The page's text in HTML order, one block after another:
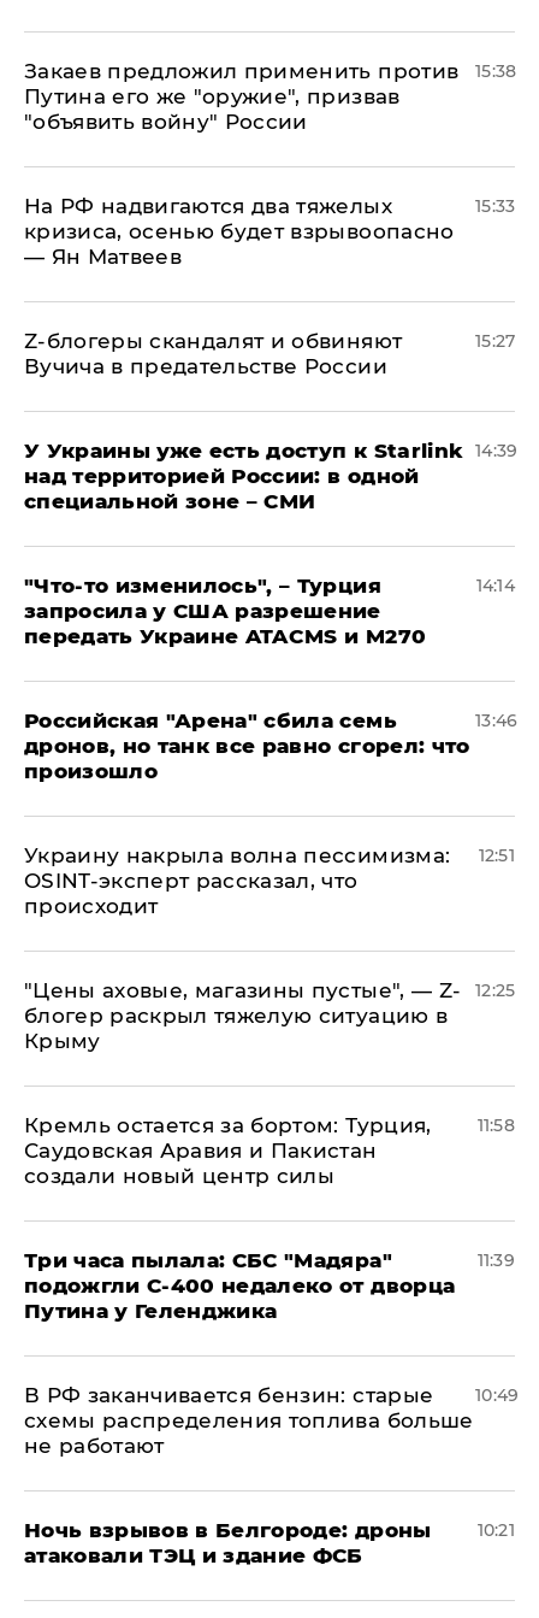
Закаев предложил применить против
Путина его же "оружие", призвав
"объявить войну" России
15:38
На РФ надвигаются два тяжелых
кризиса, осенью будет взрывоопасно
— Ян Матвеев
15:33
Z-блогеры скандалят и обвиняют
Вучича в предательстве России
15:27
У Украины уже есть доступ к Starlink
над территорией России: в одной
специальной зоне – СМИ
14:39
​"Что-то изменилось", – Турция
запросила у США разрешение
передать Украине ATACMS и M270
14:14
​Российская "Арена" сбила семь
дронов, но танк все равно сгорел: что
произошло
13:46
​Украину накрыла волна пессимизма:
OSINT-эксперт рассказал, что
происходит
12:51
​"Цены аховые, магазины пустые", — Z-
блогер раскрыл тяжелую ситуацию в
Крыму
12:25
​Кремль остается за бортом: Турция,
Саудовская Аравия и Пакистан
создали новый центр силы
11:58
Три часа пылала: СБС "Мадяра"
подожгли С-400 недалеко от дворца
Путина у Геленджика
11:39
​В РФ заканчивается бензин: старые
схемы распределения топлива больше
не работают
10:49
​Ночь взрывов в Белгороде: дроны
атаковали ТЭЦ и здание ФСБ
10:21